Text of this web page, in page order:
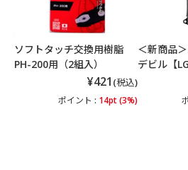
ソフトタッチ交換用樹脂
PH-200用（2組入）
¥421 (税込)
ポイント : 14pt (3%)
＜新商品
デビル【